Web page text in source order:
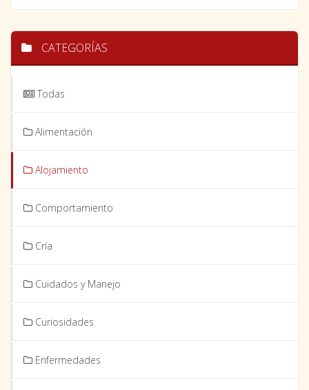
CATEGORÍAS
Todas
Alimentación
Alojamiento
Comportamiento
Cría
Cuidados y Manejo
Curiosidades
Enfermedades